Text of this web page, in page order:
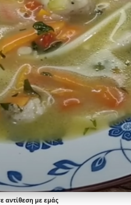
αντίθεση με εμάς